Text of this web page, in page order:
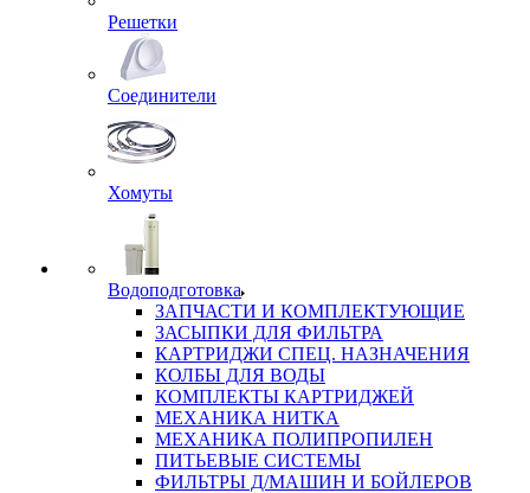
Решетки
Соединители
Хомуты
Водоподготовка
ЗАПЧАСТИ И КОМПЛЕКТУЮЩИЕ
ЗАСЫПКИ ДЛЯ ФИЛЬТРА
КАРТРИДЖИ СПЕЦ. НАЗНАЧЕНИЯ
КОЛБЫ ДЛЯ ВОДЫ
КОМПЛЕКТЫ КАРТРИДЖЕЙ
МЕХАНИКА НИТКА
МЕХАНИКА ПОЛИПРОПИЛЕН
ПИТЬЕВЫЕ СИСТЕМЫ
ФИЛЬТРЫ Д/МАШИН И БОЙЛЕРОВ